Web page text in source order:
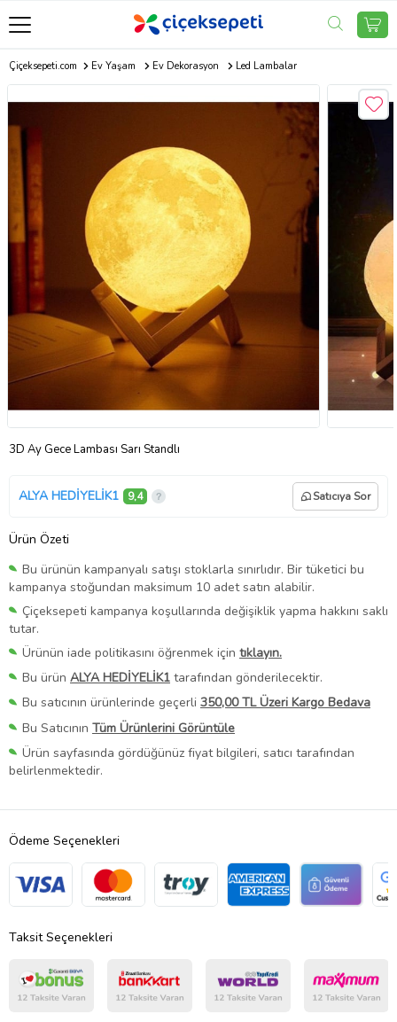
Çiçeksepeti.com Ev Yaşam Ev Dekorasyon Led Lambalar
3D Ay Gece Lambası Sarı Standlı
ALYA HEDİYELİK1 9,4 Satıcıya Sor
Ürün Özeti
Bu ürünün kampanyalı satışı stoklarla sınırlıdır. Bir tüketici bu
kampanya stoğundan maksimum 10 adet satın alabilir.
Çiçeksepeti kampanya koşullarında değişiklik yapma hakkını saklı
tutar.
Ürünün iade politikasını öğrenmek için tıklayın.
Bu ürün ALYA HEDİYELİK1 tarafından gönderilecektir.
Bu satıcının ürünlerinde geçerli 350,00 TL Üzeri Kargo Bedava
Bu Satıcının Tüm Ürünlerini Görüntüle
Ürün sayfasında gördüğünüz fiyat bilgileri, satıcı tarafından
belirlenmektedir.
Ödeme Seçenekleri
Taksit Seçenekleri